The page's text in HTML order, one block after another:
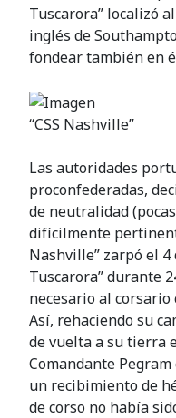
Tuscarora” localizó
inglés de
fondear también en
“CSS Nashville”
Las autoridades
proconfederadas,
de neutralidad
difícilmente
Nashville” zarpó el
Tuscarora” durante
necesario al corsario
Así, rehaciendo su
de vuelta a su tierra
Comandante
un recibimiento de
de corso no había